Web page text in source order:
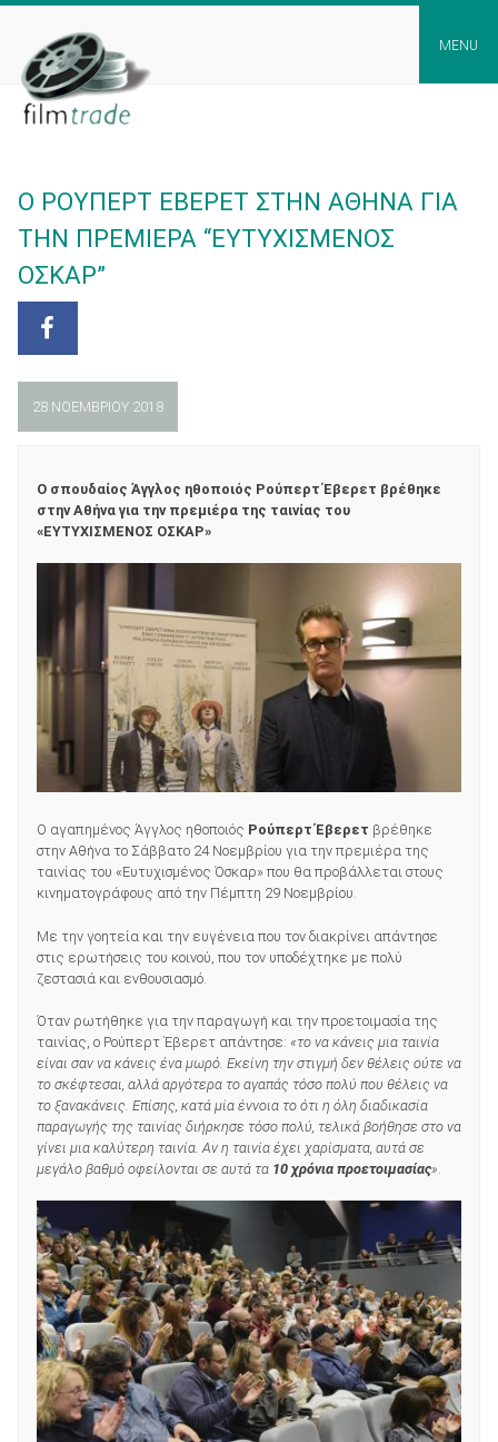
content
MENU
Ο ΡΟΥΠΕΡΤ ΕΒΕΡΕΤ ΣΤΗΝ ΑΘΗΝΑ ΓΙΑ
ΤΗΝ ΠΡΕΜΙΕΡΑ “ΕΥΤΥΧΙΣΜΕΝΟΣ
ΟΣΚΑΡ”
28 ΝΟΕΜΒΡΊΟΥ 2018
O σπουδαίος Άγγλος ηθοποιός Ρούπερτ Έβερετ βρέθηκε
στην Αθήνα για την πρεμιέρα της ταινίας του
«ΕΥΤΥΧΙΣΜΕΝΟΣ ΟΣΚΑΡ»
Ο αγαπημένος Άγγλος ηθοποιός Ρούπερτ Έβερετ βρέθηκε
στην Αθήνα το Σάββατο 24 Νοεμβρίου για την πρεμιέρα της
ταινίας του «Ευτυχισμένος Όσκαρ» που θα προβάλλεται στους
κινηματογράφους από την Πέμπτη 29 Νοεμβρίου.
Με την γοητεία και την ευγένεια που τον διακρίνει απάντησε
στις ερωτήσεις του κοινού, που τον υποδέχτηκε με πολύ
ζεστασιά και ενθουσιασμό.
Όταν ρωτήθηκε για την παραγωγή και την προετοιμασία της
ταινίας, ο Ρούπερτ Έβερετ απάντησε: «το να κάνεις μια ταινία
είναι σαν να κάνεις ένα μωρό. Εκείνη την στιγμή δεν θέλεις ούτε να
το σκέφτεσαι, αλλά αργότερα το αγαπάς τόσο πολύ που θέλεις να
το ξανακάνεις. Επίσης, κατά μία έννοια το ότι η όλη διαδικασία
παραγωγής της ταινίας διήρκησε τόσο πολύ, τελικά βοήθησε στο να
γίνει μια καλύτερη ταινία. Αν η ταινία έχει χαρίσματα, αυτά σε
μεγάλο βαθμό οφείλονται σε αυτά τα 10 χρόνια προετοιμασίας»